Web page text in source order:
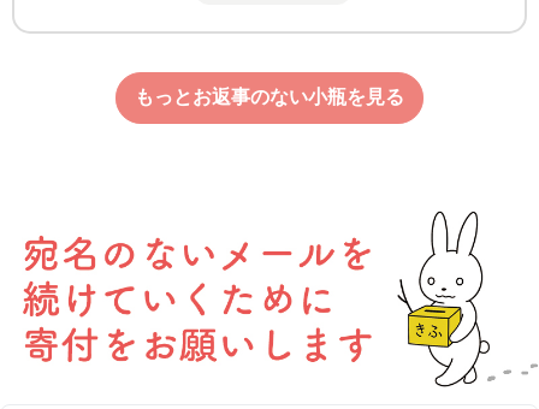
もっとお返事のない小瓶を見る